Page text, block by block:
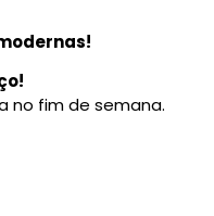
no fim de semana.